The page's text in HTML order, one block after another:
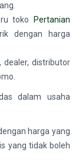
toko
Pertanian
dengan harga
dealer, distributor
dalam usaha
harga yang
yang tidak boleh